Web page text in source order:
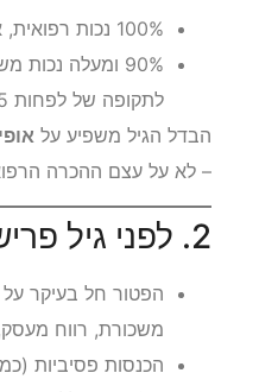
הנדרשים:
100% נכות רפואית, או
90% ומעלה נכות משוקללת,
לתקופה של לפחות 185 ימים רצופים.
הבדל הגיל משפיע על
– לא על עצם ההכרה
הפטור חל בעיקר
משכורת, רווח